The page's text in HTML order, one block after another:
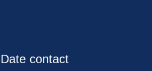
Date contact